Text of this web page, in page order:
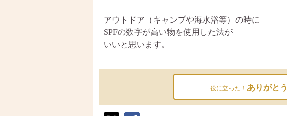
アウトドア（キャンプや海水浴等）の時に
SPFの数字が高い物を使用した法が
いいと思います。
役に立った！ ありがとう